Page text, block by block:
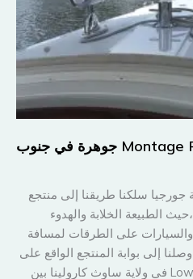
منتجع Montage Palmetto Bluff جوهرة في جنوب
جورجيا سلكنا طريقنا إلى منتجع
Montage Palmetto Bluff ،حيث الطبيعة الخلابة والهدوء
والسيارات على الطرقات لمسافة
وها قد وصلنا إلى بوابة المنتجع الواقع على
طول نهر May في Lowcountry في ولاية ساوث كارولينا بين